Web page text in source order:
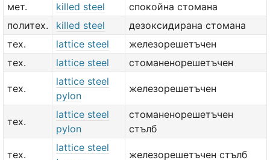
мет.
killed steel
спокойна стомана
политех.
killed steel
дезоксидирана стомана
тех.
lattice steel
железорешетъчен
тех.
lattice steel стоманенорешетъчен
тех.
lattice steel
pylon
железорешетъчен
тех.
lattice steel
pylon
стоманенорешетъчен
стълб
тех.
lattice steel
железорешетъчен стълб